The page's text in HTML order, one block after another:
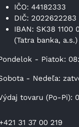
IČO: 44182333
DIČ: 2022622283
IBAN: SK38
(Tatra banka, a.s.)
- Piatok:
- Nedeľa:
tovaru (Po-Pi):
+421 31 37 00 219